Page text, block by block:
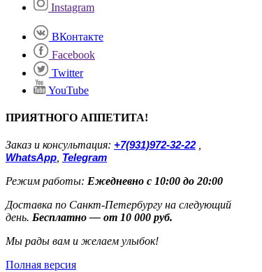
Instagram
ВКонтакте
Facebook
Twitter
YouTube
ПРИЯТНОГО АППЕТИТА!
Заказ и консультация: +7(931)972-32-22,
WhatsApp Telegram
Режим работы: Ежедневно с 10:00 до 20:00
Доставка по Санкт-Петербургу на следующий
день. Бесплатно — от 10 000 руб.
Мы рады вам и желаем улыбок!
Полная версия